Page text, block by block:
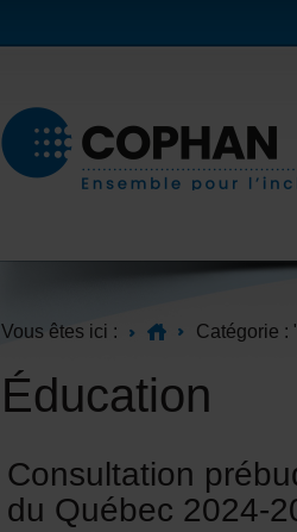
Vous êtes ici : Catégorie :
Éducation
Consultation
du Québec 2024-